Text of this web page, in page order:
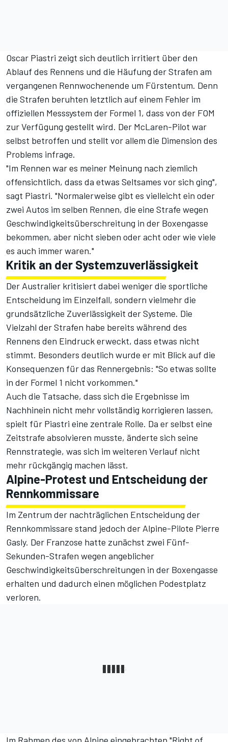
Oscar Piastri zeigt sich deutlich irritiert über den
Ablauf des Rennens und die Häufung der Strafen am
vergangenen Rennwochenende um Fürstentum. Denn
die Strafen beruhten letztlich auf einem Fehler im
offiziellen Messsystem der Formel 1, dass von der FOM
zur Verfügung gestellt wird. Der McLaren-Pilot war
selbst betroffen und stellt vor allem die Dimension des
Problems infrage.
"Im Rennen war es meiner Meinung nach ziemlich
offensichtlich, dass da etwas Seltsames vor sich ging",
sagt Piastri. "Normalerweise gibt es vielleicht ein oder
zwei Autos im selben Rennen, die eine Strafe wegen
Geschwindigkeitsüberschreitung in der Boxengasse
bekommen, aber nicht sieben oder acht oder wie viele
es auch immer waren."
Kritik an der Systemzuverlässigkeit
Der Australier kritisiert dabei weniger die sportliche
Entscheidung im Einzelfall, sondern vielmehr die
grundsätzliche Zuverlässigkeit der Systeme. Die
Vielzahl der Strafen habe bereits während des
Rennens den Eindruck erweckt, dass etwas nicht
stimmt. Besonders deutlich wurde er mit Blick auf die
Konsequenzen für das Rennergebnis: "So etwas sollte
in der Formel 1 nicht vorkommen."
Auch die Tatsache, dass sich die Ergebnisse im
Nachhinein nicht mehr vollständig korrigieren lassen,
spielt für Piastri eine zentrale Rolle. Da er selbst eine
Zeitstrafe absolvieren musste, änderte sich seine
Rennstrategie, was sich im weiteren Verlauf nicht
mehr rückgängig machen lässt.
Alpine-Protest und Entscheidung der
Rennkommissare
Im Zentrum der nachträglichen Entscheidung der
Rennkommissare stand jedoch der Alpine-Pilote Pierre
Gasly. Der Franzose hatte zunächst zwei Fünf-
Sekunden-Strafen wegen angeblicher
Geschwindigkeitsüberschreitungen in der Boxengasse
erhalten und dadurch einen möglichen Podestplatz
verloren.